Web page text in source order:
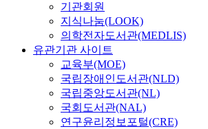
기관회원
지식나눔(LOOK)
의학전자도서관(MEDLIS)
유관기관 사이트
교육부(MOE)
국립장애인도서관(NLD)
국립중앙도서관(NL)
국회도서관(NAL)
연구윤리정보포털(CRE)